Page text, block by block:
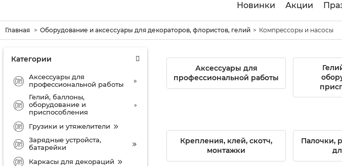
Новинки Акции
Главная Оборудование и аксессуары для декораторов, флористов, гелий Компрессоры и насосы
Категории
Аксессуары для
профессиональной работы
Гелий, баллоны,
оборудование и
приспособления
Грузики и утяжелители
Зарядные устройста,
батарейки
Каркасы для декораций
Аксессуары для
профессиональной работы
Крепления, клей, скотч,
монтажки
Палочки,